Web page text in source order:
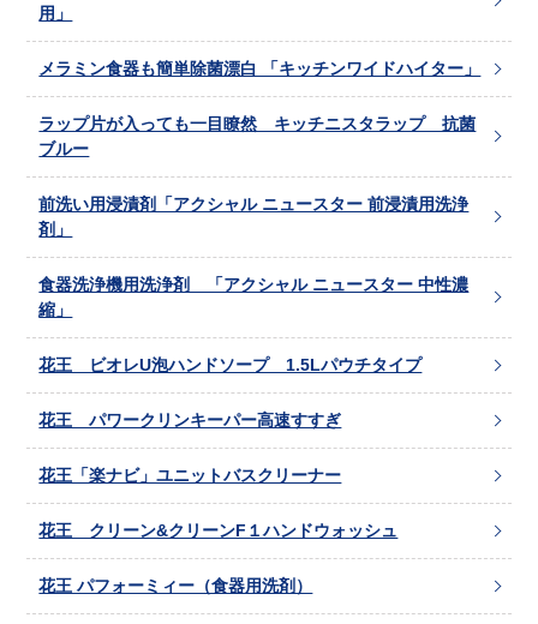
用」
メラミン食器も簡単除菌漂白 「キッチンワイドハイター」
ラップ片が入っても一目瞭然 キッチニスタラップ 抗菌
ブルー
前洗い用浸漬剤「アクシャル ニュースター 前浸漬用洗浄
剤」
食器洗浄機用洗浄剤 「アクシャル ニュースター 中性濃
縮」
花王 ビオレU泡ハンドソープ 1.5Lパウチタイプ
花王 パワークリンキーパー高速すすぎ
花王「楽ナビ」ユニットバスクリーナー
花王 クリーン&クリーンF１ハンドウォッシュ
花王 パフォーミィー（食器用洗剤）